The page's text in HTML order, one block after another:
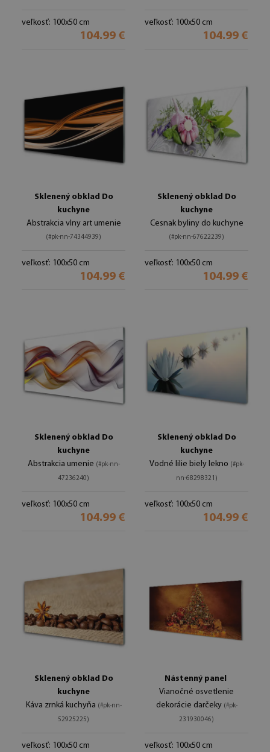
veľkosť: 100x50 cm
104.99 €
veľkosť: 100x50 cm
104.99 €
Sklenený obklad Do
kuchyne
Abstrakcia vlny art umenie
(#pk-nn-74344939)
veľkosť: 100x50 cm
104.99 €
Sklenený obklad Do
kuchyne
Cesnak byliny do kuchyne
(#pk-nn-67622239)
veľkosť: 100x50 cm
104.99 €
Sklenený obklad Do
kuchyne
Abstrakcia umenie (#pk-nn-
47236240)
veľkosť: 100x50 cm
104.99 €
Sklenený obklad Do
kuchyne
Vodné lilie biely lekno (#pk-
nn-68298321)
veľkosť: 100x50 cm
104.99 €
Sklenený obklad Do
kuchyne
Káva zrnká kuchyňa (#pk-nn-
52925225)
veľkosť: 100x50 cm
Nástenný panel
Vianočné osvetlenie
dekorácie darčeky (#pk-
231930046)
veľkosť: 100x50 cm